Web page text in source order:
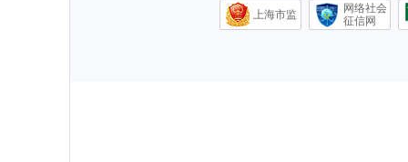
上海市监
网络社会
征信网